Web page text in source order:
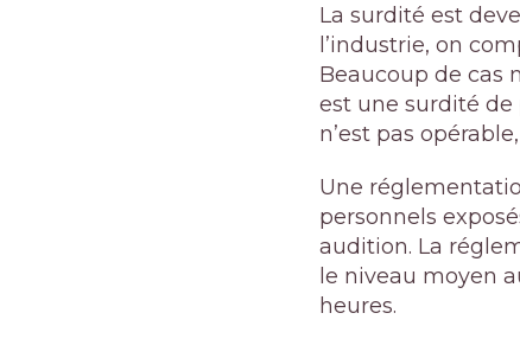
La surdité est
l’industrie, on
Beaucoup de cas
est une surdité de
n’est pas
Une
personnels
audition. La
le niveau moyen
heures.